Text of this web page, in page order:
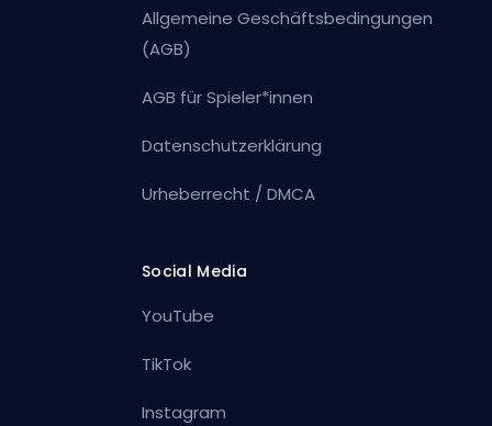
Allgemeine Geschäftsbedingungen
(AGB)
AGB für Spieler*innen
Datenschutzerklärung
Urheberrecht / DMCA
Social Media
YouTube
TikTok
Instagram